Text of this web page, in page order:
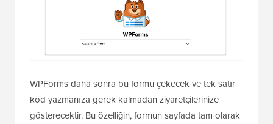
WPForms daha sonra bu formu çekecek ve tek satır
kod yazmanıza gerek kalmadan ziyaretçilerinize
gösterecektir. Bu özelliğin, formun sayfada tam olarak